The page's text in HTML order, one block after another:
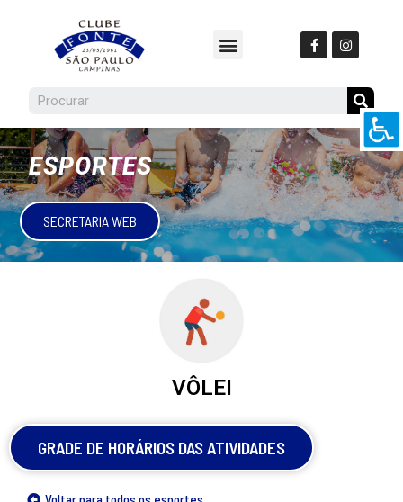
ESPORTES
SECRETARIA WEB
VÔLEI
GRADE DE HORÁRIOS DAS ATIVIDADES